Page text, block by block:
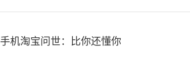
机淘宝问世：比你还懂你